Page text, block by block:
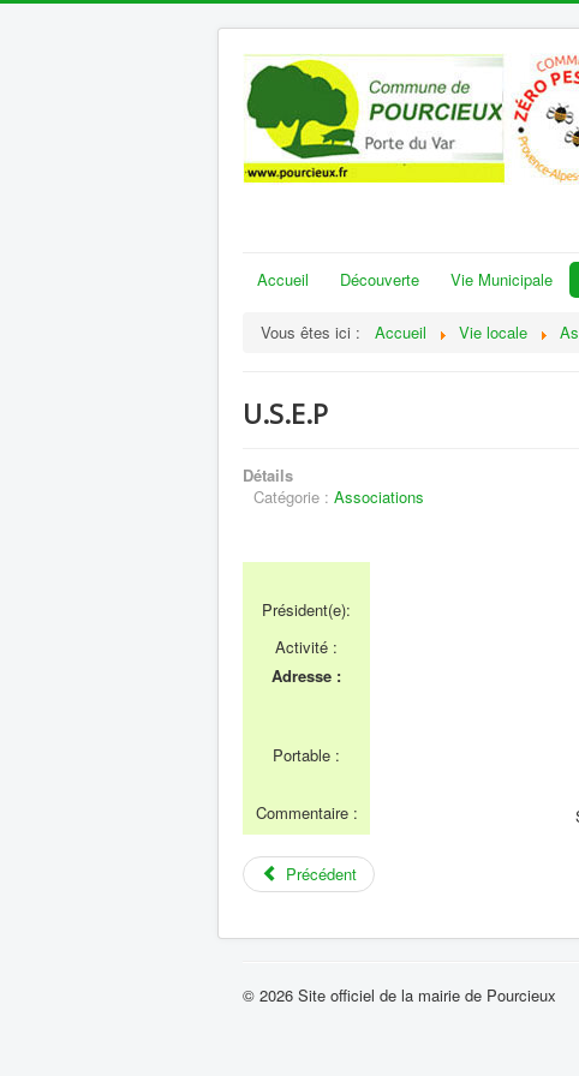
Accueil Découverte Vie Municipale
Vous êtes ici : Accueil Vie locale
U.S.E.P
Détails
Catégorie : Associations
Président(e):
Activité :
Adresse :
Portable :
Commentaire :
Précédent
© 2026 Site officiel de la mairie de Pourcieux